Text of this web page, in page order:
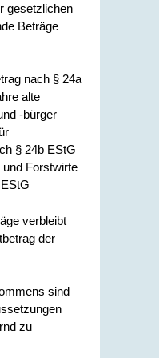
gesetzlichen
Beträge
nach § 24a
alte
-bürger
§ 24b EStG
und Forstwirte
verbleibt
der
sind
zu